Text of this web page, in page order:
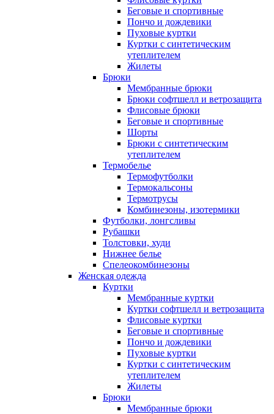
Беговые и спортивные
Пончо и дождевики
Пуховые куртки
Куртки с синтетическим
утеплителем
Жилеты
Брюки
Мембранные брюки
Брюки софтшелл и ветрозащита
Флисовые брюки
Беговые и спортивные
Шорты
Брюки с синтетическим
утеплителем
Термобелье
Термофутболки
Термокальсоны
Термотрусы
Комбинезоны, изотермики
Футболки, лонгсливы
Рубашки
Толстовки, худи
Нижнее белье
Спелеокомбинезоны
Женская одежда
Куртки
Мембранные куртки
Куртки софтшелл и ветрозащита
Флисовые куртки
Беговые и спортивные
Пончо и дождевики
Пуховые куртки
Куртки с синтетическим
утеплителем
Жилеты
Брюки
Мембранные брюки